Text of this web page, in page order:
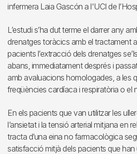
infermera Laia Gascón a l'UCI de
L’estudi s’ha dut terme el darrer any
drenatges toràcics amb el tractament
pacients l’extracció dels drenatges
abans, immediatament després i
amb avaluacions homologades, a les
freqüències cardíaca i respiratòria o el
En els pacients que van utilitzar les
l’ansietat i la tensió arterial mitjana en
tracta d’una eina no farmacològica
satisfacció mitjà dels pacients que han